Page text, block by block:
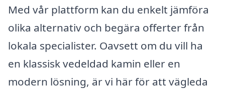
Med vår plattform kan du enkelt jämföra
olika alternativ och begära offerter från
lokala specialister. Oavsett om du vill ha
en klassisk vedeldad kamin eller en
modern lösning, är vi här för att vägleda